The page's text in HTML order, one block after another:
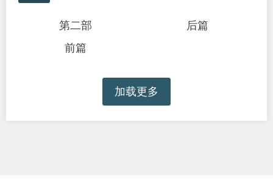
第二部
后篇
前篇
加载更多